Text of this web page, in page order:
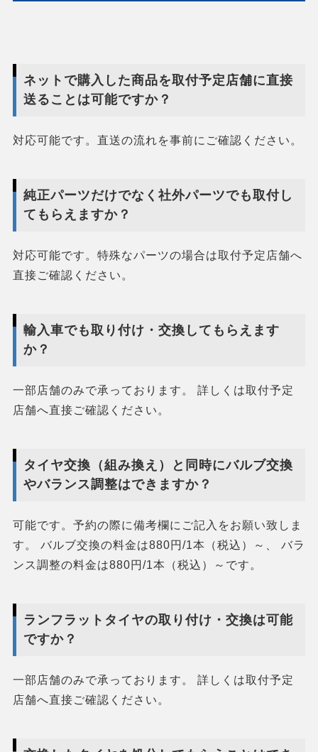
ネットで購入した商品を取付予定店舗に直接
送ることは可能ですか？
対応可能です。直送の流れを事前にご確認ください。
純正パーツだけでなく社外パーツでも取付し
てもらえますか？
対応可能です。特殊なパーツの場合は取付予定店舗へ
直接ご確認ください。
輸入車でも取り付け・交換してもらえます
か？
一部店舗のみで承っております。 詳しくは取付予定
店舗へ直接ご確認ください。
タイヤ交換（組み換え）と同時にバルブ交換
やバランス調整はできますか？
可能です。予約の際に備考欄にご記入をお願い致しま
す。 バルブ交換の料金は880円/1本（税込）～、 バラ
ンス調整の料金は880円/1本（税込）～です。
ランフラットタイヤの取り付け・交換は可能
ですか？
一部店舗のみで承っております。 詳しくは取付予定
店舗へ直接ご確認ください。